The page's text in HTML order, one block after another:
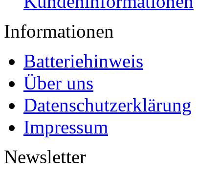
Informationen
Batteriehinweis
Über uns
Datenschutzerklärung
Impressum
Newsletter